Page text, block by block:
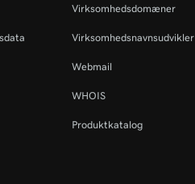
Virksomhedsdomæner
Virksomhedsnavnsudvikler
Webmail
WHOIS
Produktkatalog